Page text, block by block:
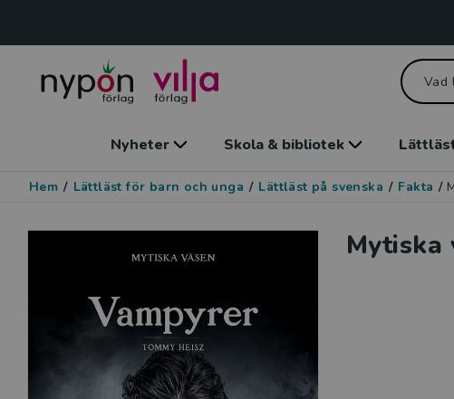
Nyheter Skola & bibliotek
Hem / Lättläst för barn och unga / Lättläst på svenska / Fakta /
Mytiska